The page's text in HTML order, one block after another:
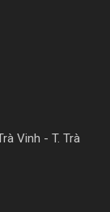
Vinh - T. Trà